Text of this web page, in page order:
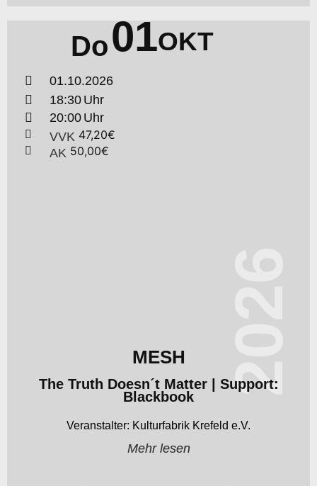
Do01OKT
01.10.2026
18:30
20:00
VVK 47,20€
AK 50,00€
MESH
The Truth Doesn´t Matter | Support:
Blackbook
Kulturfabrik Krefeld e.V.
Mehr lesen